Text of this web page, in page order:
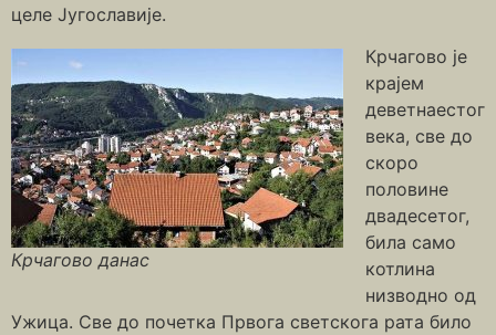
целе Југославије.
Крчагово данас
Крчагово је
крајем
деветнаестог
века, све до
скоро
половине
двадесетог,
била само
котлина
низводно од
Ужица. Све до почетка Првога светскога рата било